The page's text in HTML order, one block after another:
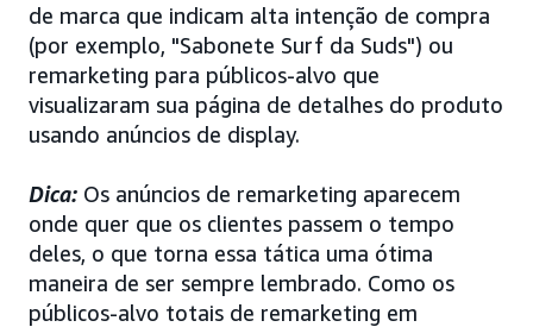
de marca que indicam alta intenção de compra
(por exemplo, "Sabonete Surf da Suds") ou
remarketing para públicos-alvo que
visualizaram sua página de detalhes do produto
usando anúncios de display.
Dica: Os anúncios de remarketing aparecem
onde quer que os clientes passem o tempo
deles, o que torna essa tática uma ótima
maneira de ser sempre lembrado. Como os
públicos-alvo totais de remarketing em